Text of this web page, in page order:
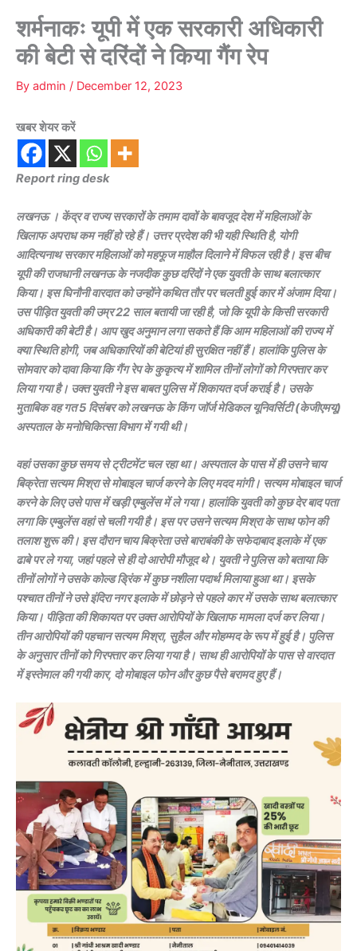
शर्मनाकः यूपी में एक सरकारी अधिकारी
की बेटी से दरिंदों ने किया गैंग रेप
By admin / December 12, 2023
खबर शेयर करें
Report ring desk
लखनऊ । केंद्र व राज्य सरकारों के तमाम दावों के बावजूद देश में महिलाओं के
खिलाफ अपराध कम नहीं हो रहे हैं। उत्तर प्रदेश की भी यही स्थिति है, योगी
आदित्यनाथ सरकार महिलाओं को महफूज माहौल दिलाने में विफल रही है। इस बीच
यूपी की राजधानी लखनऊ के नजदीक कुछ दरिंदों ने एक युवती के साथ बलात्कार
किया। इस घिनौनी वारदात को उन्होंने कथित तौर पर चलती हुई कार में अंजाम दिया।
उस पीड़ित युवती की उम्र 22 साल बतायी जा रही है, जो कि यूपी के किसी सरकारी
अधिकारी की बेटी है। आप खुद अनुमान लगा सकते हैं कि आम महिलाओं की राज्य में
क्या स्थिति होगी, जब अधिकारियों की बेटियां ही सुरक्षित नहीं हैं। हालांकि पुलिस के
सोमवार को दावा किया कि गैंग रेप के कुकृत्य में शामिल तीनों लोगों को गिरफ्तार कर
लिया गया है। उक्त युवती ने इस बाबत पुलिस में शिकायत दर्ज कराई है। उसके
मुताबिक वह गत 5 दिसंबर को लखनऊ के किंग जॉर्ज मेडिकल यूनिवर्सिटी (केजीएमयू)
अस्पताल के मनोचिकित्सा विभाग में गयी थी।
वहां उसका कुछ समय से ट्रीटमेंट चल रहा था। अस्पताल के पास में ही उसने चाय
बिक्रेता सत्यम मिश्रा से मोबाइल चार्ज करने के लिए मदद मांगी। सत्यम मोबाइल चार्ज
करने के लिए उसे पास में खड़ी एम्बुलेंस में ले गया। हालांकि युवती को कुछ देर बाद पता
लगा कि एम्बुलेंस वहां से चली गयी है। इस पर उसने सत्यम मिश्रा के साथ फोन की
तलाश शुरू की। इस दौरान चाय बिक्रेता उसे बाराबंकी के सफेदाबाद इलाके में एक
ढाबे पर ले गया, जहां पहले से ही दो आरोपी मौजूद थे। युवती ने पुलिस को बताया कि
तीनों लोगों ने उसके कोल्ड ड्रिंक में कुछ नशीला पदार्थ मिलाया हुआ था। इसके
पश्चात तीनों ने उसे इंदिरा नगर इलाके में छोड़ने से पहले कार में उसके साथ बलात्कार
किया। पीड़िता की शिकायत पर उक्त आरोपियों के खिलाफ मामला दर्ज कर लिया।
तीन आरोपियों की पहचान सत्यम मिश्रा, सुहैल और मोहम्मद के रूप में हुई है। पुलिस
के अनुसार तीनों को गिरफ्तार कर लिया गया है। साथ ही आरोपियों के पास से वारदात
में इस्तेमाल की गयी कार, दो मोबाइल फोन और कुछ पैसे बरामद हुए हैं।